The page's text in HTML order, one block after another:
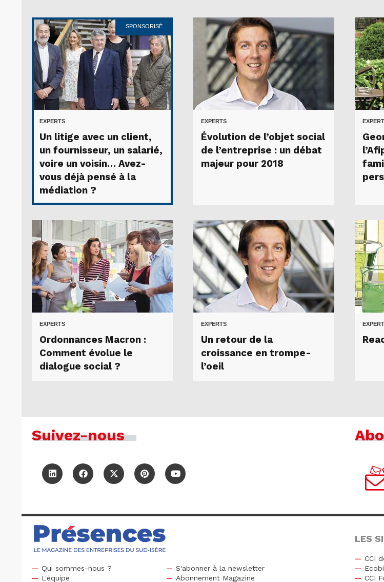
SPONSORISÉ
EXPERTS
Un litige avec un client,
un fournisseur, un salarié,
voire un voisin… Avez-
vous déjà pensé à la
médiation ?
EXPERTS
Évolution de l’objet social
de l’entreprise : un débat
majeur pour 2018
EXPERTS
Ordonnances Macron :
Comment évolue le
dialogue social ?
EXPERTS
Un retour de la
croissance en trompe-
l’oeil
Suivez-nous
Qui sommes-nous ?
L'équipe
S'abonner à la newsletter
Abonnement Magazine
LES
CCI
CCI